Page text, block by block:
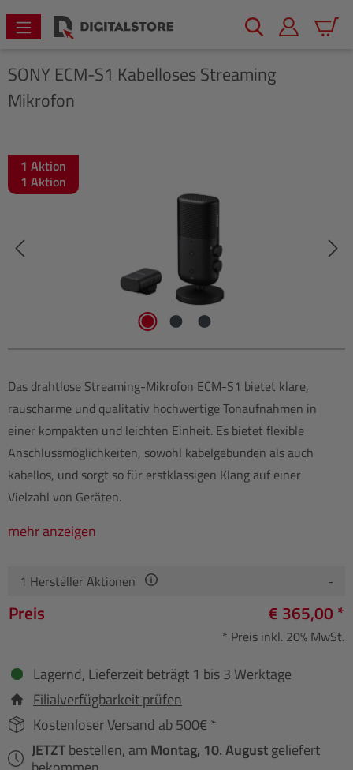
springen
SONY ECM-S1 Kabelloses Streaming
Mikrofon
Bildergalerie überspringen
1 Aktion
1 Aktion
Das drahtlose Streaming-Mikrofon ECM-S1 bietet klare,
rauscharme und qualitativ hochwertige Tonaufnahmen in
einer kompakten und leichten Einheit. Es bietet flexible
Anschlussmöglichkeiten, sowohl kabelgebunden als auch
kabellos, und sorgt so für erstklassigen Klang auf einer
Vielzahl von Geräten.
mehr anzeigen
1 Hersteller Aktionen -
Preis € 365,00 *
* Preis inkl. 20% MwSt.
Lagernd, Lieferzeit beträgt 1 bis 3 Werktage
Filialverfügbarkeit prüfen
Kostenloser Versand ab 500€ *
JETZTbestellen, am Montag, 10. Augustgeliefert